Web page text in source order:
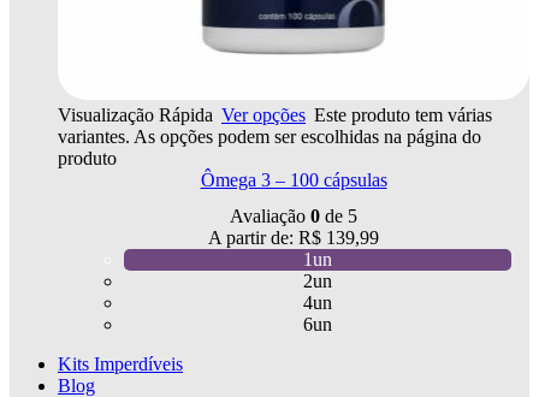
Visualização Rápida Ver opções Este produto tem várias
variantes. As opções podem ser escolhidas na página do
produto
Ômega 3 – 100 cápsulas
Avaliação 0 de 5
A partir de: R$ 139,99
1un
2un
4un
6un
Kits Imperdíveis
Blog